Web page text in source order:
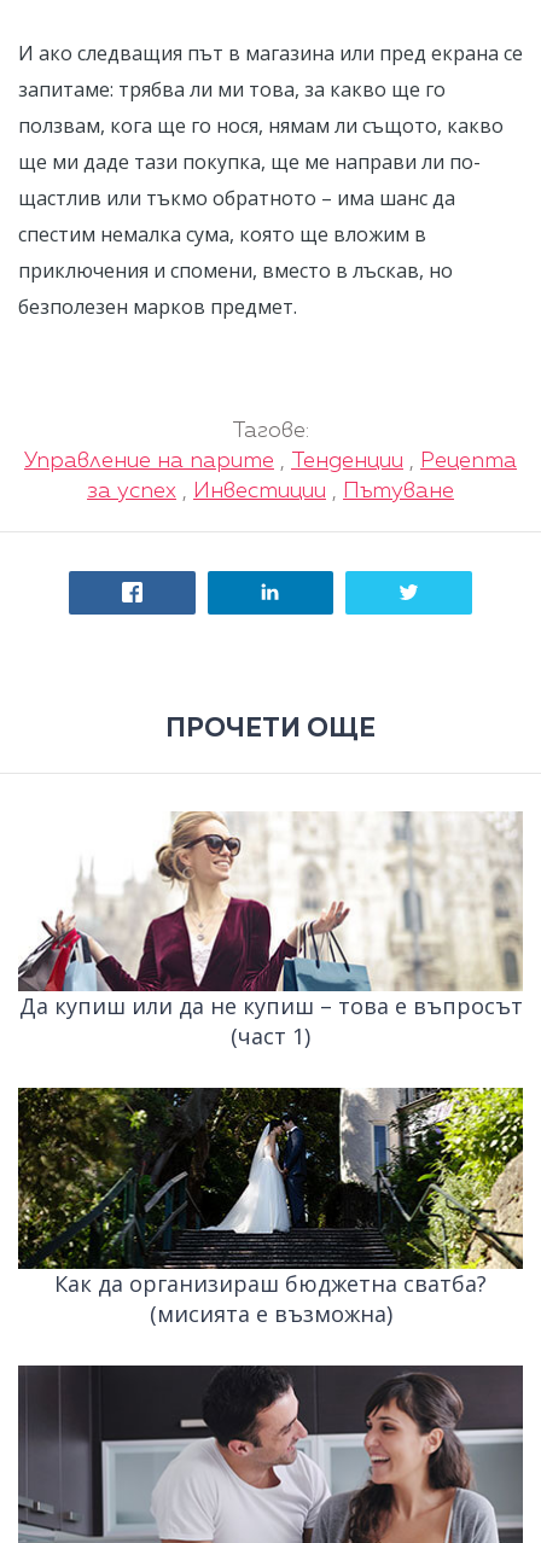
И ако следващия път в магазина или пред екрана се
запитаме: трябва ли ми това, за какво ще го
ползвам, кога ще го нося, нямам ли същото, какво
ще ми даде тази покупка, ще ме направи ли по-
щастлив или тъкмо обратното – има шанс да
спестим немалка сума, която ще вложим в
приключения и спомени, вместо в лъскав, но
безполезен марков предмет.
Тагове:
Управление на парите , Тенденции , Рецепта
за успех , Инвестиции , Пътуване
ПРОЧЕТИ ОЩЕ
Да купиш или да не купиш – това е въпросът
(част 1)
Как да организираш бюджетна сватба?
(мисията е възможна)